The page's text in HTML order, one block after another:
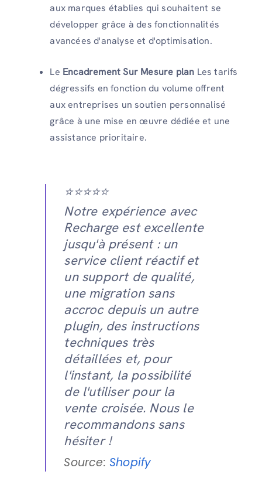
aux marques établies qui souhaitent se
développer grâce à des fonctionnalités
avancées d'analyse et d'optimisation.
Le Encadrement Sur Mesure plan Les tarifs
dégressifs en fonction du volume offrent
aux entreprises un soutien personnalisé
grâce à une mise en œuvre dédiée et une
assistance prioritaire.
⭐️⭐️⭐️⭐️⭐️
Notre expérience avec
Recharge est excellente
jusqu'à présent : un
service client réactif et
un support de qualité,
une migration sans
accroc depuis un autre
plugin, des instructions
techniques très
détaillées et, pour
l'instant, la possibilité
de l'utiliser pour la
vente croisée. Nous le
recommandons sans
hésiter !
Source: Shopify